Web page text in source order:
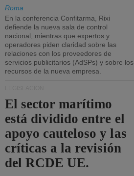
Roma
En la conferencia Confitarma, Rixi
defiende la nueva sala de control
nacional, mientras que expertos y
operadores piden claridad sobre las
relaciones con los proveedores de
servicios publicitarios (AdSPs) y sobre los
recursos de la nueva empresa.
El sector marítimo
está dividido entre el
apoyo cauteloso y las
críticas a la revisión
del RCDE UE.